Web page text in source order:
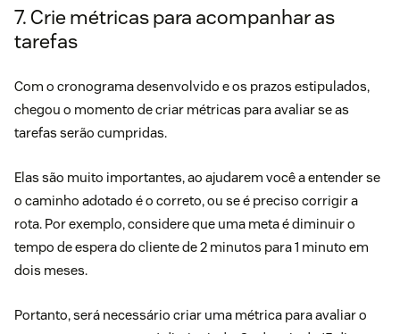
7. Crie métricas para acompanhar as
tarefas
Com o cronograma desenvolvido e os prazos estipulados,
chegou o momento de criar métricas para avaliar se as
tarefas serão cumpridas.
Elas são muito importantes, ao ajudarem você a entender se
o caminho adotado é o correto, ou se é preciso corrigir a
rota. Por exemplo, considere que uma meta é diminuir o
tempo de esperado cliente de 2 minutos para 1 minuto em
dois meses.
Portanto, será necessário criar uma métrica para avaliar o